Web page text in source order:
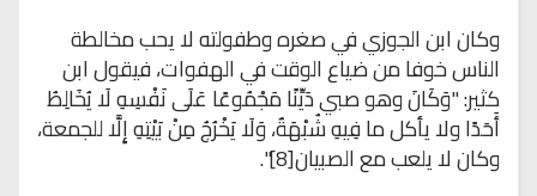
وكان ابن الجوزي في صغره وطفولته لا يحب مخالطة
الناس خوفا من ضياع الوقت في الهفوات، فيقول ابن
كثير: "وَكَانَ وهو صبي دَيِّنًا مَجْمُوعًا عَلَى نَفْسِهِ لَا يُخَالِطُ
أَحَدًا ولا يأكل ما فِيهِ شُبْهَةٌ، وَلَا يَخْرُجُ مِنْ بَيْتِهِ إِلَّا للجمعة،
وكان لا يلعب مع الصبيان[8]".